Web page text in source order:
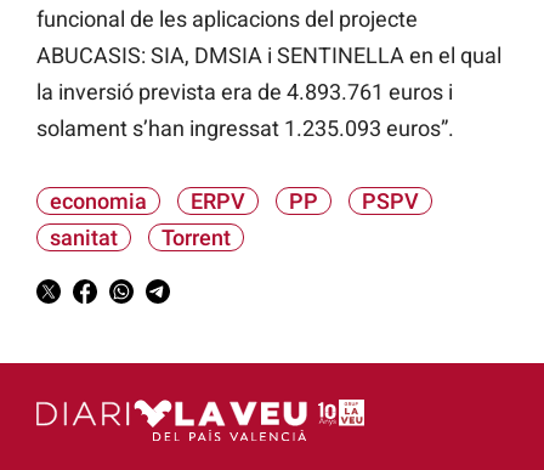
funcional de les aplicacions del projecte
ABUCASIS: SIA, DMSIA i SENTINELLA en el qual
la inversió prevista era de 4.893.761 euros i
solament s’han ingressat 1.235.093 euros”.
economia ERPV PP
PSPV
sanitat
Torrent